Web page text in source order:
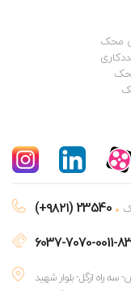
محک
(+۹۸۲۱) 23540
6037-7070-0011-
سه راه ازگل- بلوار شهید